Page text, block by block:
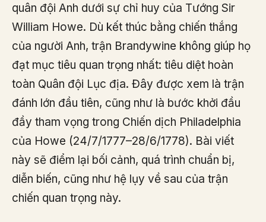
quân đội Anh dưới sự chỉ huy của Tướng Sir
William Howe. Dù kết thúc bằng chiến thắng
của người Anh, trận Brandywine không giúp họ
đạt mục tiêu quan trọng nhất: tiêu diệt hoàn
toàn Quân đội Lục địa. Đây được xem là trận
đánh lớn đầu tiên, cũng như là bước khởi đầu
đầy tham vọng trong Chiến dịch Philadelphia
của Howe (24/7/1777–28/6/1778). Bài viết
này sẽ điểm lại bối cảnh, quá trình chuẩn bị,
diễn biến, cũng như hệ lụy về sau của trận
chiến quan trọng này.